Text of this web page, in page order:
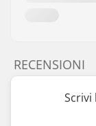
RECENSIONI